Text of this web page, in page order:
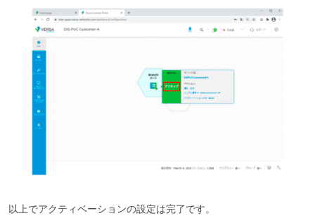
以上でアクティベーションの設定は完了です。